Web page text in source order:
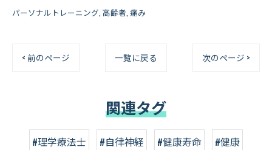
パーソナルトレーニング 高齢者 痛み
< 前のページ 一覧に戻る 次のページ >
関連タグ
#理学療法士 #自律神経 #健康寿命
#健康